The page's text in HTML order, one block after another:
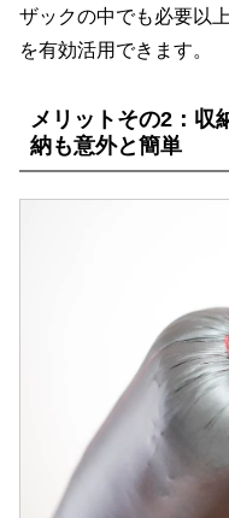
ザックの中でも必要以
を有効活用できます。
メリットその2：収
納も意外と簡単